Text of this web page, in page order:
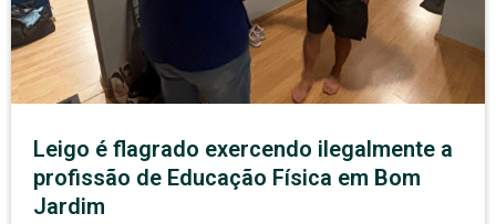
Leigo é flagrado exercendo ilegalmente a
profissão de Educação Física em Bom
Jardim